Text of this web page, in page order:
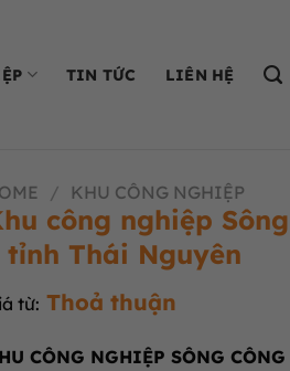
TIN TỨC LIÊN HỆ
/ KHU CÔNG NGHIỆP
công nghiệp
Thái Nguyên
từ: Thoả thuận
CÔNG NGHIỆP SÔNG